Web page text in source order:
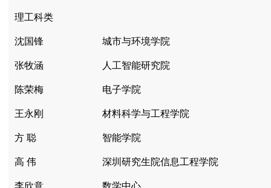
理工科类
沈国锋 城市与环境学院
张牧涵 人工智能研究院
陈荣梅 电子学院
王永刚 材料科学与工程学院
方 聪 智能学院
高 伟 深圳研究生院信息工程学院
李欣意 数学中心